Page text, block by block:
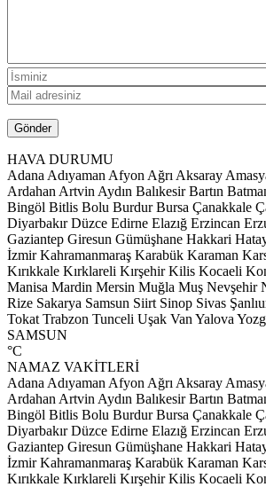
HAVA DURUMU
Adana Adıyaman Afyon Ağrı Aksaray
Ardahan Artvin Aydın Balıkesir Bartın
Bingöl Bitlis Bolu Burdur Bursa Çanakkale
Diyarbakır Düzce Edirne Elazığ Erzincan
Gaziantep Giresun Gümüşhane Hakkari
İzmir Kahramanmaraş Karabük Karaman
Kırıkkale Kırklareli Kırşehir Kilis Kocaeli
Manisa Mardin Mersin Muğla Muş Nevşehir
Rize Sakarya Samsun Siirt Sinop Sivas
Tokat Trabzon Tunceli Uşak Van Yalova
SAMSUN
°C
NAMAZ VAKİTLERİ
Adana Adıyaman Afyon Ağrı Aksaray
Ardahan Artvin Aydın Balıkesir Bartın
Bingöl Bitlis Bolu Burdur Bursa Çanakkale
Diyarbakır Düzce Edirne Elazığ Erzincan
Gaziantep Giresun Gümüşhane Hakkari
İzmir Kahramanmaraş Karabük Karaman
Kırıkkale Kırklareli Kırşehir Kilis Kocaeli